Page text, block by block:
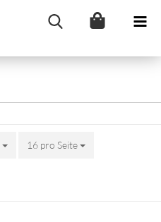
16 pro Seite
pro Seite